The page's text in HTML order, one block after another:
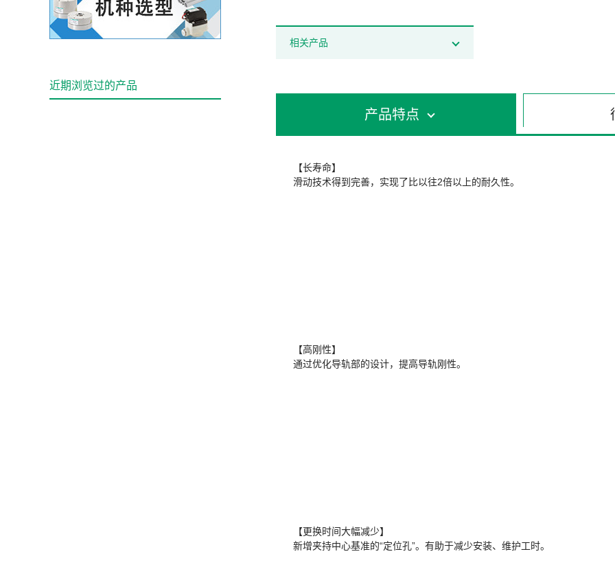
相关产品
产品特点
【长寿命】
滑动技术得到完善，实现了比以往2倍以上的耐久性。
【高刚性】
通过优化导轨部的设计，提高导轨刚性。
【更换时间大幅减少】
新增夹持中心基准的“定位孔”。有助于减少安装、维护工时。
近期浏览过的产品